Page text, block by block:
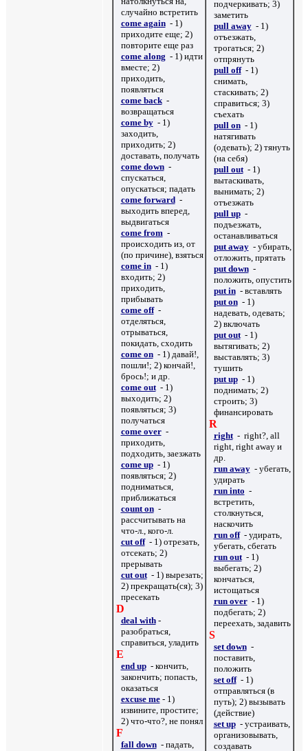
случайно встретить
come again - 1)
приходите еще; 2)
повторите еще раз
come along - 1) идти
вместе; 2)
приходить,
появляться
come back -
возвращаться
come by - 1)
заходить,
приходить; 2)
доставать, получать
come down -
спускаться,
опускаться; падать
come forward -
выходить вперед,
выдвигаться
come from -
происходить из, от
(по причине), взяться
come in - 1)
входить; 2)
приходить,
прибывать
come off -
отделяться,
отрываться,
покидать, сходить
come on - 1) давай!,
пошли!; 2) кончай!,
брось!; и др.
come out - 1)
выходить; 2)
появляться; 3)
получаться
come over -
приходить,
подходить, заезжать
come up - 1)
появляться; 2)
подниматься,
приближаться
count on -
рассчитывать на
что-л., кого-л.
cut off - 1) отрезать,
отсекать; 2)
прерывать
cut out - 1) вырезать;
2) прекращать(ся); 3)
пресекать
D
deal with-
разобраться,
справиться, уладить
E
end up - кончить,
закончить; попасть,
оказаться
excuse me- 1)
извините, простите;
2) что-что?, не понял
F
fall down - падать,
подчеркивать; 3)
заметить
pull away - 1)
отъезжать,
трогаться; 2)
отпрянуть
pull off - 1)
снимать,
стаскивать; 2)
справиться; 3)
съехать
pull on - 1)
натягивать
(одевать); 2) тянуть
(на себя)
pull out - 1)
вытаскивать,
вынимать; 2)
отъезжать
pull up -
подъезжать,
останавливаться
put away - убирать,
отложить, прятать
put down -
положить, опустить
put in - вставлять
put on - 1)
надевать, одевать;
2) включать
put out - 1)
вытягивать; 2)
выставлять; 3)
тушить
put up - 1)
поднимать; 2)
строить; 3)
финансировать
R
right- right?, all
right, right away и
др.
run away - убегать,
удирать
run into -
встретить,
столкнуться,
наскочить
run off - удирать,
убегать, сбегать
run out - 1)
выбегать; 2)
кончаться,
истощаться
run over - 1)
подбегать; 2)
переехать, задавить
S
set down -
поставить,
положить
set off - 1)
отправляться (в
путь); 2) вызывать
(действие)
set up - устраивать,
организовывать,
создавать